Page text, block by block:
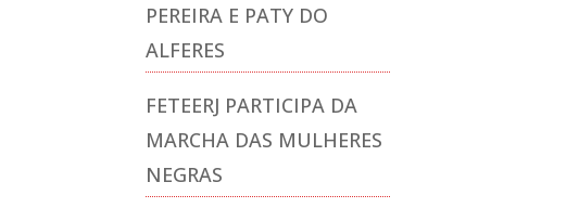
PEREIRA E PATY DO
ALFERES
FETEERJ PARTICIPA DA
MARCHA DAS MULHERES
NEGRAS